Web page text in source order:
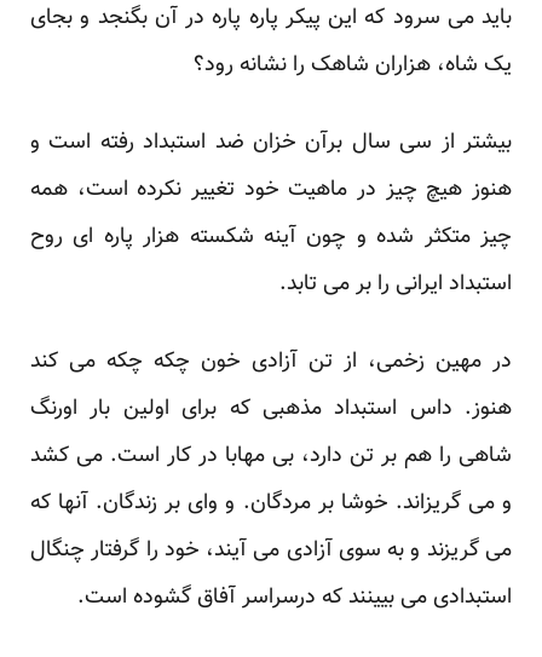
باید می سرود که این پیکر پاره پاره در آن بگنجد و بجای
‏یک شاه، هزاران شاهک را نشانه رود؟
بیشتر از سی سال برآن خزان ضد استبداد رفته است و
هنوز هیچ چیز در ماهیت خود تغییر نکرده است، همه
چیز ‏متکثر شده و چون آینه شکسته هزار پاره ای روح
استبداد ایرانی را بر می تابد.‏
در مهین زخمی، از تن آزادی خون چکه چکه می کند
هنوز. داس استبداد مذهبی که برای اولین بار اورنگ
شاهی را هم ‏بر تن دارد، بی مهابا در کار است. می کشد
و می گریزاند. خوشا بر مردگان. و وای بر زندگان. آنها که
می گریزند و به ‏سوی آزادی می آیند، خود را گرفتار چنگال
استبدادی می بیینند که درسراسر آفاق گشوده است.‏